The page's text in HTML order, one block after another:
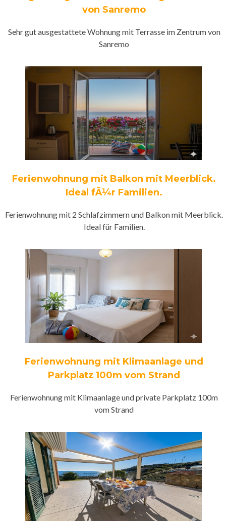
von Sanremo
Sehr gut ausgestattete Wohnung mit Terrasse im Zentrum von
Sanremo
Ferienwohnung mit Balkon mit Meerblick.
Ideal fÃ¼r Familien.
Ferienwohnung mit 2 Schlafzimmern und Balkon mit Meerblick.
Ideal für Familien.
Ferienwohnung mit Klimaanlage und
Parkplatz 100m vom Strand
Ferienwohnung mit Klimaanlage und private Parkplatz 100m
vom Strand